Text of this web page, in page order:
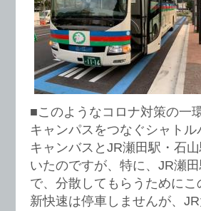
■このようなコロナ対策の一
キャンパスをつなぐシャト
キャンバスとJR瀬田駅・石
いたのですが、特に、JR瀬
で、分散してもらうために
新快速は停車しませんが、